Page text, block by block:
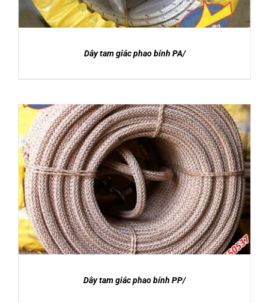
Dây tam giác phao bính PA/
DETAILS
Dây tam giác phao bính PP/